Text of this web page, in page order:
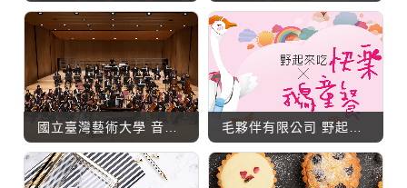
國立臺灣藝術大學 音樂學系